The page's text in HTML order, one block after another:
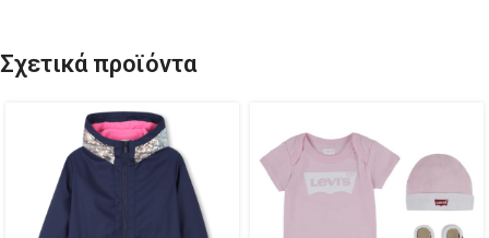
Σχετικά προϊόντα